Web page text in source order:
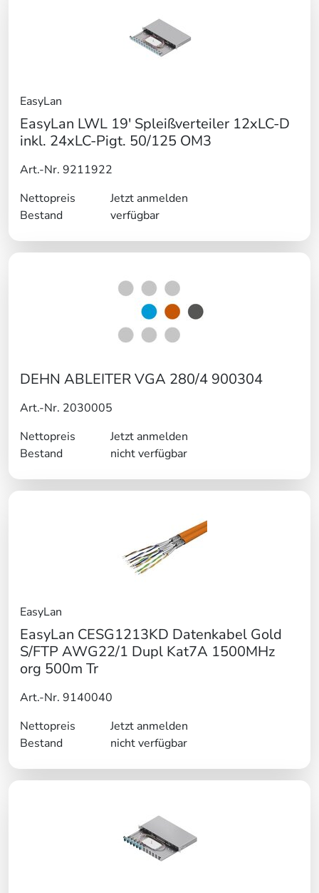
EasyLan
EasyLan LWL 19' Spleißverteiler 12xLC-D
inkl. 24xLC-Pigt. 50/125 OM3
Art.-Nr. 9211922
Nettopreis
Jetzt anmelden
Bestand
verfügbar
DEHN ABLEITER VGA 280/4 900304
Art.-Nr. 2030005
Nettopreis
Jetzt anmelden
Bestand
nicht verfügbar
EasyLan
EasyLan CESG1213KD Datenkabel Gold
S/FTP AWG22/1 Dupl Kat7A 1500MHz
org 500m Tr
Art.-Nr. 9140040
Nettopreis
Jetzt anmelden
Bestand
nicht verfügbar